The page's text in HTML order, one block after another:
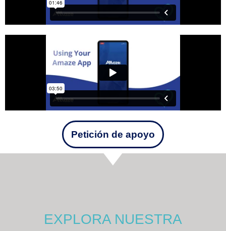
Petición de apoyo
EXPLORA NUESTRA